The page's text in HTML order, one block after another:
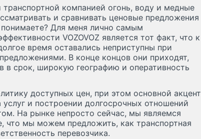
компанией огонь, воду и медные
и сравнивать ценовые предложения
Для меня лично самым
VOZOVOZ является тот факт, что к
время оставались неприступны при
В конце концов они приходят,
в срок, широкую географию и оперативность
доступных цен, при этом основной акцент
и построении долгосрочных отношений
На рынке непросто сейчас, мы являемся
что мы можем предложить, как транспортная
перевозчика.